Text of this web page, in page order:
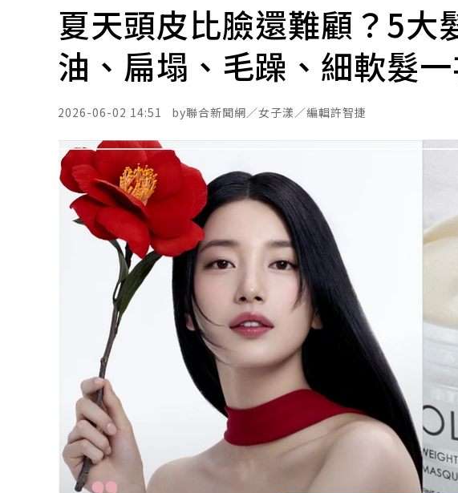
夏天頭皮比臉還難顧？5大
油、扁塌、毛躁、細軟髮
2026-06-02 14:51 聯合新聞網／女子漾／編輯許智捷